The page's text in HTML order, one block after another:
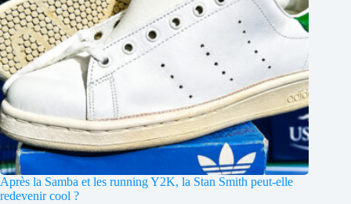
Après la Samba et les running Y2K, la Stan Smith peut-elle
redevenir cool ?